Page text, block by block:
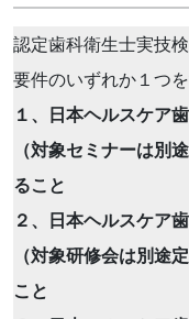
認定歯科衛生士実技
要件のいずれか１つ
１、日本ヘルスケア
（対象セミナーは別
ること
２、日本ヘルスケア
（対象研修会は別途
こと